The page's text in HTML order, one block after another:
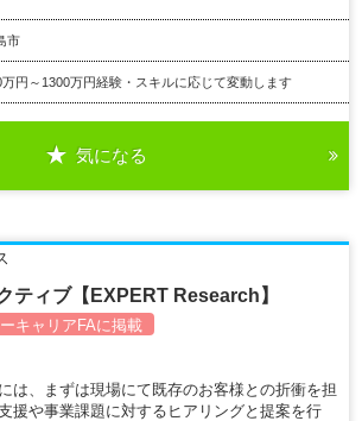
市
円～1300万円経験・スキルに応じて変動します
気になる
ティブ【EXPERT Research】
キャリアFAに掲載
は、まずは現場にて既存のお客様との折衝を担
援や事業課題に対するヒアリングと提案を行